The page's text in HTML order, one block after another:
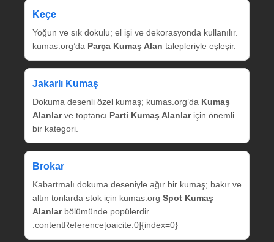
Keçe
Yoğun ve sık dokulu; el işi ve dekorasyonda kullanılır.
kumas.org’da Parça Kumaş Alan talepleriyle eşleşir.
Jakarlı Kumaş
Dokuma desenli özel kumaş; kumas.org’da Kumaş
Alanlarve toptancı Parti Kumaş Alanlariçin önemli
bir kategori.
Brokar
Kabartmalı dokuma deseniyle ağır bir kumaş; bakır ve
altın tonlarda stok için kumas.org Spot Kumaş
Alanlarbölümünde popülerdir.
:contentReference[oaicite:0]{index=0}